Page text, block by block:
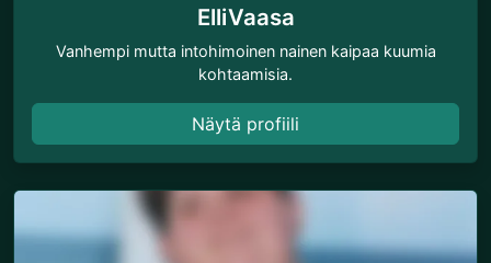
ElliVaasa
Vanhempi mutta intohimoinen nainen kaipaa kuumia
kohtaamisia.
Näytä profiili